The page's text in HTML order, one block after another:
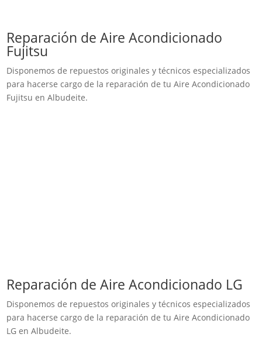
Reparación de Aire Acondicionado
Fujitsu
Disponemos de repuestos originales y técnicos especializados
para hacerse cargo de la reparación de tu Aire Acondicionado
Fujitsu en Albudeite.
Reparación de Aire Acondicionado LG
Disponemos de repuestos originales y técnicos especializados
para hacerse cargo de la reparación de tu Aire Acondicionado
LG en Albudeite.